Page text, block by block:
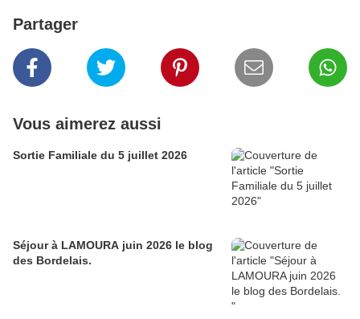
Partager
Vous aimerez aussi
Sortie Familiale du 5 juillet 2026
Séjour à LAMOURA juin 2026 le blog
des Bordelais.